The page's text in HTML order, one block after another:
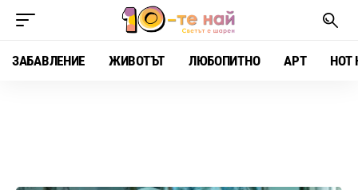
ЗАБАВЛЕНИЕ ЖИВОТЪТ ЛЮБОПИТНО АРТ HOT